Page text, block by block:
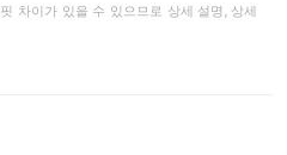
차이가 있을 수 있으므로 상세 설명, 상세